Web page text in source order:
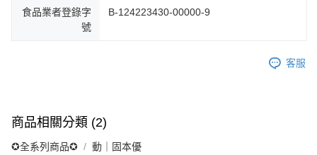
食品業者登錄字
號
B-124223430-00000-9
客服
商品相關分類 (2)
✪全系列商品✪ 動｜固本優